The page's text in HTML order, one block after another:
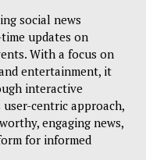
social news
updates on
With a focus on
entertainment, it
interactive
centric approach,
engaging news,
for informed